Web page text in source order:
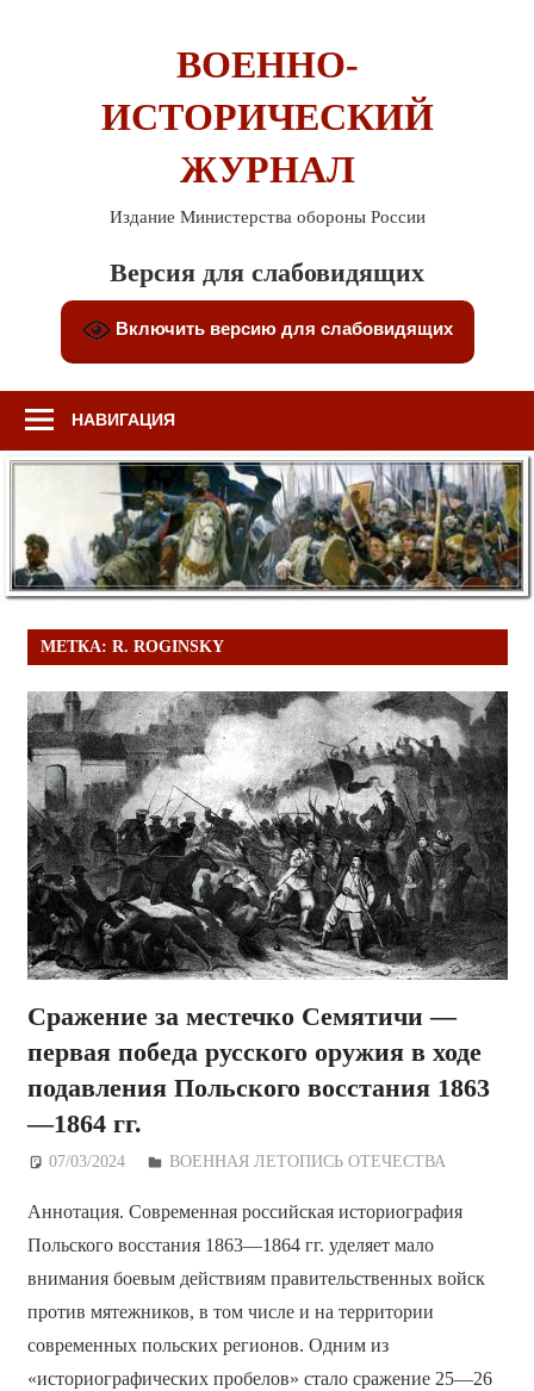
ВОЕННО-
ИСТОРИЧЕСКИЙ
ЖУРНАЛ
Издание Министерства обороны России
Версия для слабовидящих
Включить версию для слабовидящих
НАВИГАЦИЯ
МЕТКА: R. ROGINSKY
Сражение за местечко Семятичи —
первая победа русского оружия в ходе
подавления Польского восстания 1863
—1864 гг.
07/03/2024 Дежурный по Редакции
ВОЕННАЯ ЛЕТОПИСЬ ОТЕЧЕСТВА
Аннотация. Современная российская историография
Польского восстания 1863—1864 гг. уделяет мало
внимания боевым действиям правительственных войск
против мятежников, в том числе и на территории
современных польских регионов. Одним из
«историографических пробелов» стало сражение 25—26